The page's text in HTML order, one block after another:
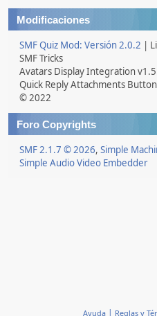
Modificaciones
SMF Quiz Mod: Versión 2.0.2 |
SMF Tricks
Avatars Display Integration
Quick Reply Attachments
© 2022
Foro Copyrights
SMF 2.1.7 © 2026, Simple
Simple Audio Video Embedder
Ayuda | Reglas y